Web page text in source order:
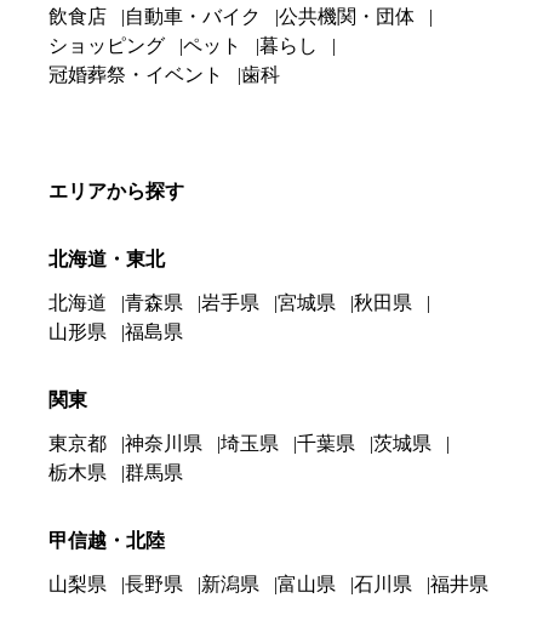
飲食店
自動車・バイク
公共機関・団体
ショッピング
ペット
暮らし
冠婚葬祭・イベント
歯科
エリアから探す
北海道・東北
北海道 青森県 岩手県 宮城県
秋田県
山形県
福島県
関東
東京都 神奈川県 埼玉県 千葉県
茨城県
栃木県
群馬県
甲信越・北陸
山梨県 長野県 新潟県 富山県 石川県 福井県